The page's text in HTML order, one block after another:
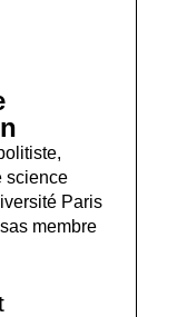
science
Paris
membre